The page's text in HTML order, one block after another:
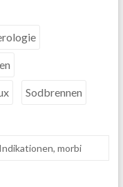
Sodbrennen
Indikationen, morbi